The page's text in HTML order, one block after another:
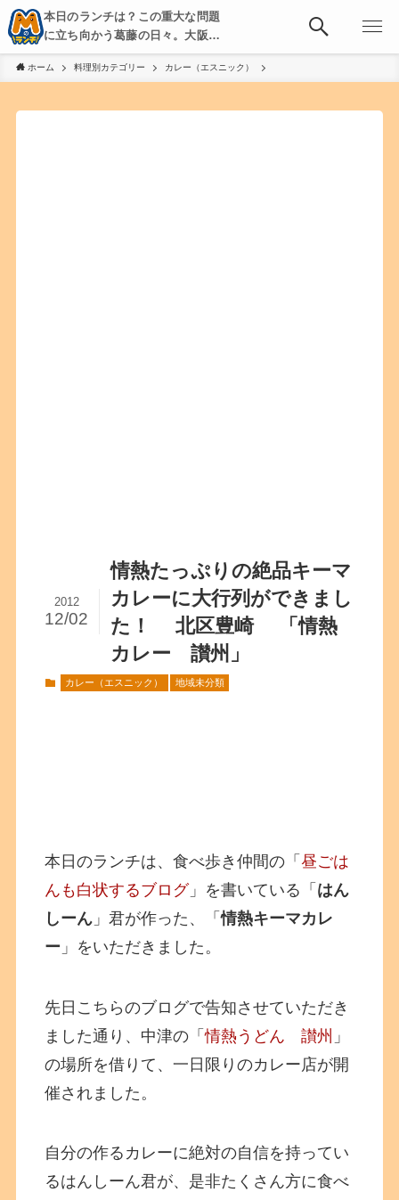
本日のランチは？この重大な問題
に立ち向かう葛藤の日々。大阪・
京都・神戸を中心とした食べ歩
き、飲み歩きを綴る。
ホーム 料理別カテゴリー カレー（エスニック）
情熱たっぷりの絶品キーマ
カレーに大行列ができまし
た！ 北区豊崎 「情熱
カレー 讃州」
2012
12/02
カレー（エスニック） 地域未分類
本日のランチは、食べ歩き仲間の「昼ごは
んも白状するブログ」を書いている「 はん
しーん 」君が作った、「情熱キーマカレ
ー 」をいただきました。
先日こちらのブログで告知させていただき
ました通り、中津の「情熱うどん 讃州 」
の場所を借りて、一日限りのカレー店が開
催されました。
自分の作るカレーに絶対の自信を持ってい
るはんしーん君が、是非たくさん方に食べ